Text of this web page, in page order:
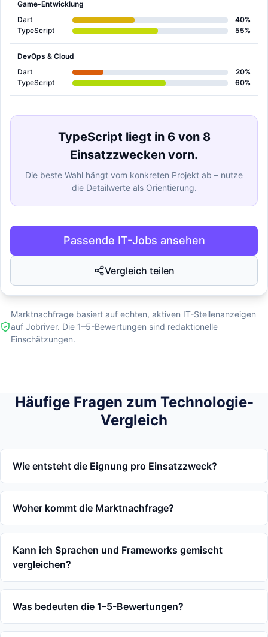
Game-Entwicklung
Dart
40%
TypeScript
55%
DevOps & Cloud
Dart
20%
TypeScript
60%
TypeScript liegt in 6 von 8
Einsatzzwecken vorn.
Die beste Wahl hängt vom konkreten Projekt ab – nutze
die Detailwerte als Orientierung.
Passende IT-Jobs ansehen
Vergleich teilen
Marktnachfrage basiert auf echten, aktiven IT-Stellenanzeigen
auf Jobriver. Die 1–5-Bewertungen sind redaktionelle
Einschätzungen.
Häufige Fragen zum Technologie-
Vergleich
Wie entsteht die Eignung pro Einsatzzweck?
Woher kommt die Marktnachfrage?
Kann ich Sprachen und Frameworks gemischt
vergleichen?
Was bedeuten die 1–5-Bewertungen?